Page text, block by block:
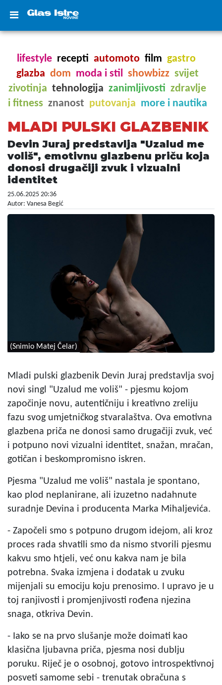
lifestyle recepti automoto film gastro
glazba dom moda i stil showbizz svijet
zivotinja tehnologija zanimljivosti zdravlje
i fitness znanost putovanja more i nautika
MLADI PULSKI GLAZBENIK
Devin Juraj predstavlja "Uzalud me
voliš", emotivnu glazbenu priču koja
donosi drugačiji zvuk i vizualni
identitet
25.06.2025 20:36
Autor: Vanesa Begić
(Snimio Matej Čelar)
Mladi pulski glazbenik Devin Juraj predstavlja svoj
novi singl "Uzalud me voliš" - pjesmu kojom
započinje novu, autentičniju i kreativno zreliju
fazu svog umjetničkog stvaralaštva. Ova emotivna
glazbena priča ne donosi samo drugačiji zvuk, već
i potpuno novi vizualni identitet, snažan, mračan,
gotičan i beskompromisno iskren.
Pjesma "Uzalud me voliš" nastala je spontano,
kao plod neplanirane, ali izuzetno nadahnute
suradnje Devina i producenta Marka Mihaljevića.
- Započeli smo s potpuno drugom idejom, ali kroz
proces rada shvatili smo da nismo stvorili pjesmu
kakvu smo htjeli, već onu kakva nam je bila
potrebna. Svaka izmjena i dodatak u zvuku
mijenjali su emociju koju prenosimo. I upravo je u
toj ranjivosti i promjenjivosti rođena njezina
snaga, otkriva Devin.
- Iako se na prvo slušanje može doimati kao
klasična ljubavna priča, pjesma nosi dublju
poruku. Riječ je o osobnoj, gotovo introspektivnoj
posveti samome sebi - trenutak obračuna s